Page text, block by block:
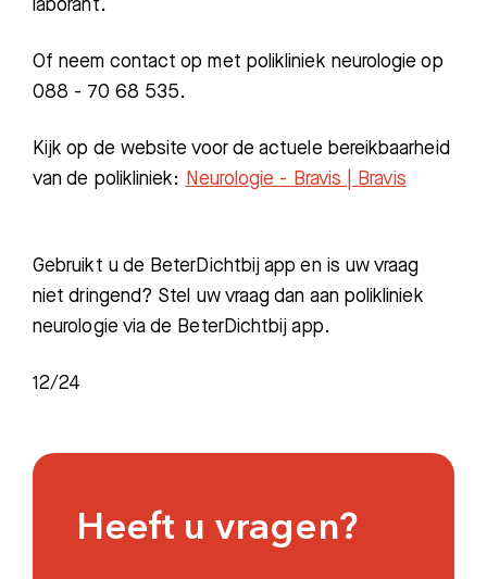
laborant.
Of neem contact op met polikliniek neurologie op
088 - 70 68 535.
Kijk op de website voor de actuele bereikbaarheid
van de polikliniek: Neurologie - Bravis | Bravis
Gebruikt u de BeterDichtbij app en is uw vraag
niet dringend? Stel uw vraag dan aan polikliniek
neurologie via de BeterDichtbij app.
12/24
Heeft u vragen?